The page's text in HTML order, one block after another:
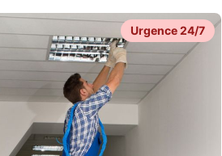
Urgence 24/7